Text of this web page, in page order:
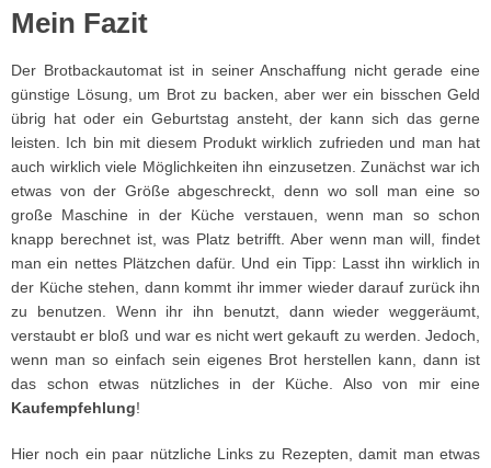
Mein Fazit
Der Brotbackautomat ist in seiner Anschaffung nicht gerade eine
günstige Lösung, um Brot zu backen, aber wer ein bisschen Geld
übrig hat oder ein Geburtstag ansteht, der kann sich das gerne
leisten. Ich bin mit diesem Produkt wirklich zufrieden und man hat
auch wirklich viele Möglichkeiten ihn einzusetzen. Zunächst war ich
etwas von der Größe abgeschreckt, denn wo soll man eine so
große Maschine in der Küche verstauen, wenn man so schon
knapp berechnet ist, was Platz betrifft. Aber wenn man will, findet
man ein nettes Plätzchen dafür. Und ein Tipp: Lasst ihn wirklich in
der Küche stehen, dann kommt ihr immer wieder darauf zurück ihn
zu benutzen. Wenn ihr ihn benutzt, dann wieder weggeräumt,
verstaubt er bloß und war es nicht wert gekauft zu werden. Jedoch,
wenn man so einfach sein eigenes Brot herstellen kann, dann ist
das schon etwas nützliches in der Küche. Also von mir eine
Kaufempfehlung!
Hier noch ein paar nützliche Links zu Rezepten, damit man etwas